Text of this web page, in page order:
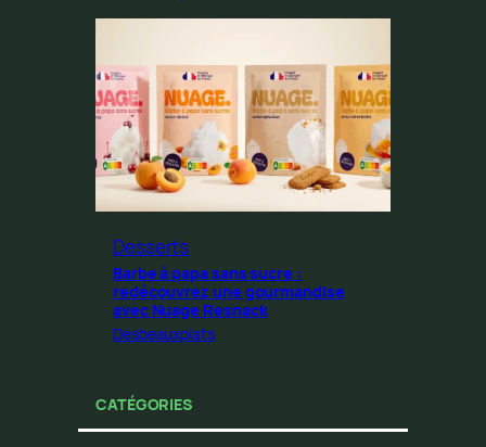
Desserts
Barbe à papa sans sucre :
redécouvrez une gourmandise
avec Nuage Resnack
Desbeauxplats
CATÉGORIES